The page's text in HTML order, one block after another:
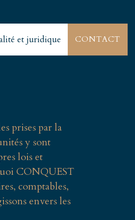
et juridique CONTACT
prises par la
y sont
lois et
CONQUEST
comptables,
envers les